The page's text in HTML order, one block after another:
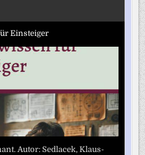
Einsteiger
Autor: Sedlacek, Klaus-